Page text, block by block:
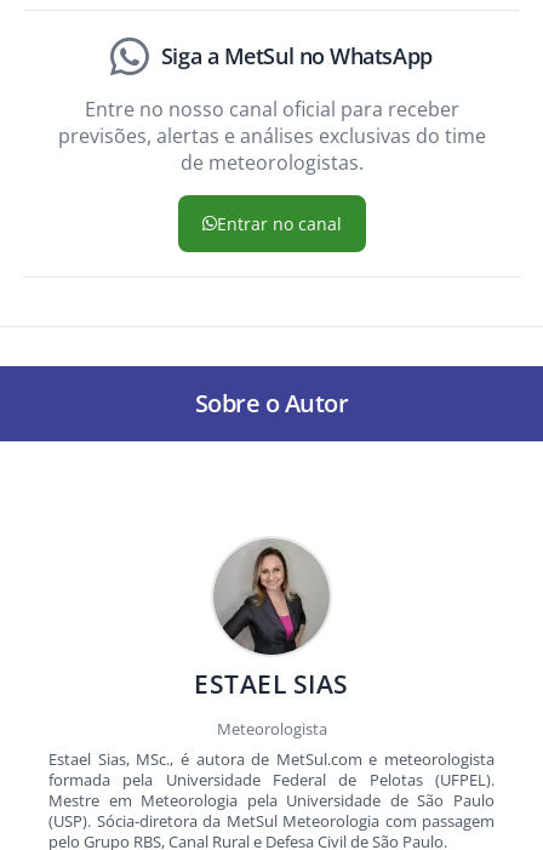
Siga a MetSul no WhatsApp
Entre no nosso canal oficial para receber
previsões, alertas e análises exclusivas do time
de meteorologistas.
Entrar no canal
Sobre o Autor
ESTAEL SIAS
Meteorologista
Estael Sias, MSc., é autora de MetSul.com e meteorologista
formada pela Universidade Federal de Pelotas (UFPEL).
Mestre em Meteorologia pela Universidade de São Paulo
(USP). Sócia-diretora da MetSul Meteorologia com passagem
pelo Grupo RBS, Canal Rural e Defesa Civil de São Paulo.